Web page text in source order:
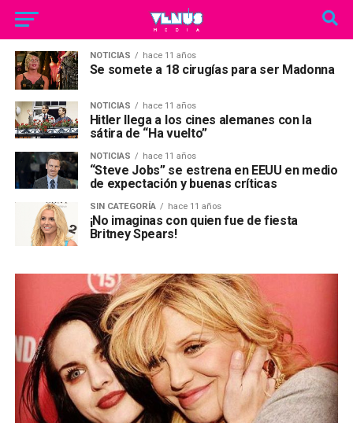
NOTICIAS hace 11 años
Se somete a 18 cirugías para ser Madonna
NOTICIAS hace 11 años
Hitler llega a los cines alemanes con la
sátira de “Ha vuelto”
NOTICIAS hace 11 años
“Steve Jobs” se estrena en EEUU en medio
de expectación y buenas críticas
SIN CATEGORÍA hace 11 años
¡No imaginas con quien fue de fiesta
Britney Spears!